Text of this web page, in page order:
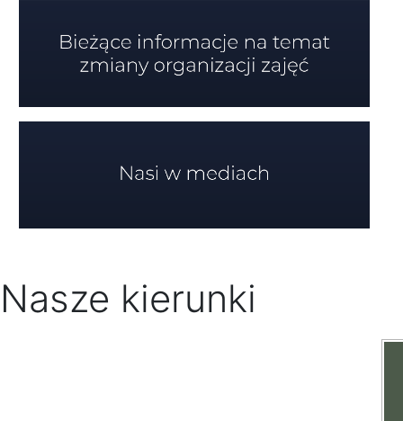
Nasze kierunki